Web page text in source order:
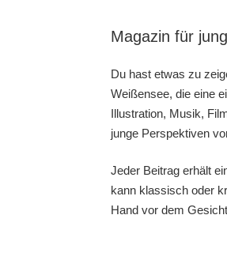
Magazin für
Du hast etwas zu
Weißensee, die eine
Illustration, Musik,
junge Perspektiven
Jeder Beitrag erhält
kann klassisch oder
Hand vor dem